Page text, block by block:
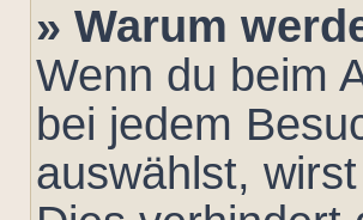
» Warum
Wenn du beim
bei jedem
auswählst,